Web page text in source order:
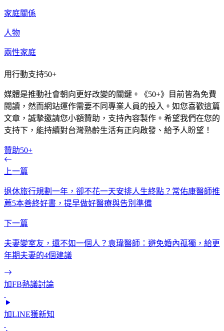
家庭關係
人物
兩性家庭
用行動支持50+
媒體是推動社會朝向更好改變的關鍵。《50+》目前皆為免費
閱讀，然而網站運作需要不同專業人員的投入。如您喜歡這篇
文章，誠摯邀請您小額贊助，支持內容製作。希望我們在您的
支持下，能持續對台灣熟齡生活有正向啟發、給予人盼望！
贊助50+
上一篇
退休旅行規劃一年，卻不花一天安排人生終點？常佑康醫師推
薦5本善終好書，提早做好醫療與告別準備
下一篇
夫妻變室友，還不如一個人？袁瑋醫師：避免婚內孤獨，給更
年期夫妻的4個建議
加FB熱議討論
加LINE獲新知